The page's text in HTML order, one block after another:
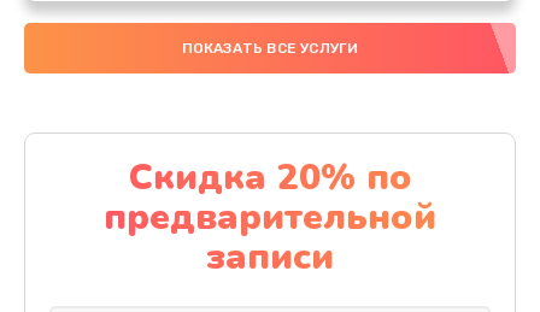
Настройка
650 руб.
Ремонт кнопки
1200 руб.
Заказать
ПОКАЗАТЬ ВСЕ УСЛУГИ
Скидка 20% по
предварительной
записи